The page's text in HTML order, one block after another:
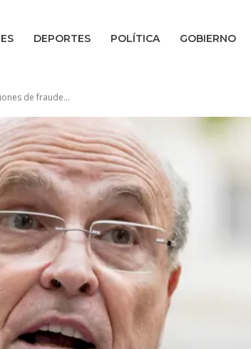
DEPORTES POLÍTICA GOBIERNO
de fraude...